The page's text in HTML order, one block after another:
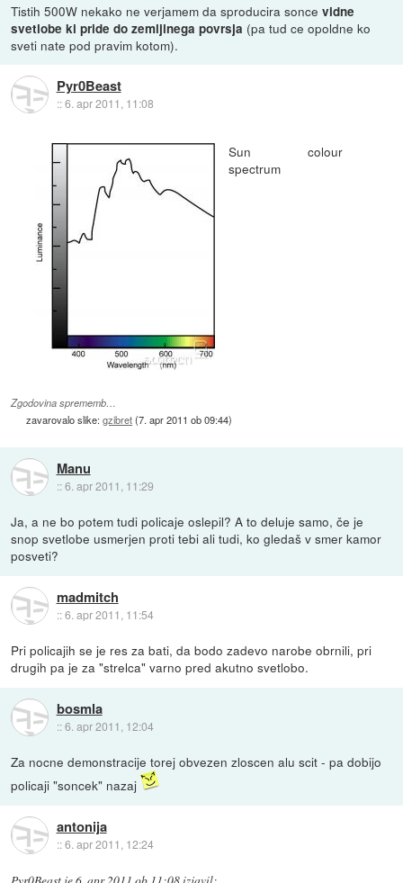
Tistih 500W nekako ne verjamem da sproducira soncevidne
svetlobe ki pride do zemljinega povrsja (pa tud ce opoldne ko
sveti nate pod pravim kotom).
Pyr0Beast
::6. apr 2011, 11:08
Sun colour
spectrum
Zgodovina sprememb…
zavarovalo slike:gzibret(7. apr 2011 ob 09:44)
Manu
::6. apr 2011, 11:29
Ja, a ne bo potem tudi policaje oslepil? A to deluje samo, če je
snop svetlobe usmerjen proti tebi ali tudi, ko gledaš v smer kamor
posveti?
madmitch
::6. apr 2011, 11:54
Pri policajih se je res za bati, da bodo zadevo narobe obrnili, pri
drugih pa je za "strelca" varno pred akutno svetlobo.
bosmla
::6. apr 2011, 12:04
Za nocne demonstracije torej obvezen zloscen alu scit - pa dobijo
policaji "soncek" nazaj
antonija
::6. apr 2011, 12:24